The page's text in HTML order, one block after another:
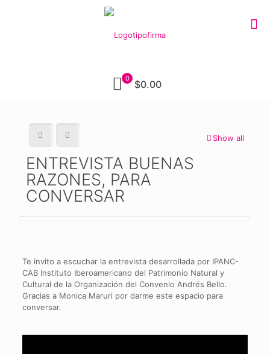
0 $0.00
Show all
ENTREVISTA BUENAS
RAZONES, PARA
CONVERSAR
Te invito a escuchar la entrevista desarrollada por IPANC-
CAB Instituto Iberoamericano del Patrimonio Natural y
Cultural de la Organización del Convenio Andrés Bello.
Gracias a Monica Maruri por darme este espacio para
conversar.